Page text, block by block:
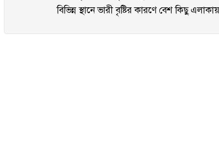
বিভিন্ন স্থানে ভারী বৃষ্টির কারণে বেশ কিছু